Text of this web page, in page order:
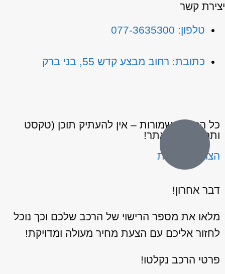
קשר
טלפון: 077-3635300
כתובת: רחוב מבצע קדש 55, בני ברק
כל הזכויות שמורות – אין להעתיק תוכן (טקסט
ותמונות) מהאתר!
הצהרת נגישות
דבר אחרון!
מלאו את מספר הרישוי של הרכב שלכם וכך נוכל
לחזור אליכם עם הצעת מחיר מעולה ומדויקת!
פרטי הרכב נקלטו!